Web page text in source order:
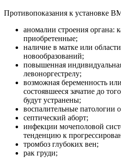
Противопоказания к установке
аномалии строения органа:
приобретенные;
наличие в матке или
новообразований;
повышенная
левоноргестрелу;
возможная беременность
состоявшееся зачатие до
будут устранены;
воспалительные патологии
септический аборт;
инфекции мочеполовой
тенденцию к
тромбоз глубоких вен;
рак груди;